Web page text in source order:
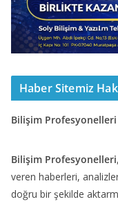
Haber Sitemiz
Bilişim
Bilişim Profesyonelleri
veren haberleri,
doğru bir şekilde